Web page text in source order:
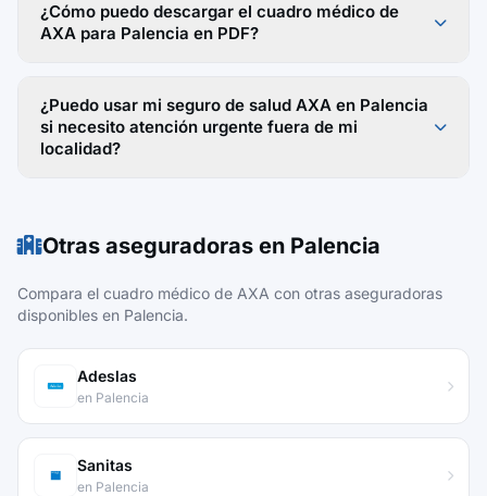
¿Cómo puedo descargar el cuadro médico de
AXA para Palencia en PDF?
¿Puedo usar mi seguro de salud AXA en Palencia
si necesito atención urgente fuera de mi
localidad?
Otras aseguradoras en Palencia
Compara el cuadro médico de AXA con otras aseguradoras
disponibles en Palencia.
Adeslas
en Palencia
Sanitas
en Palencia